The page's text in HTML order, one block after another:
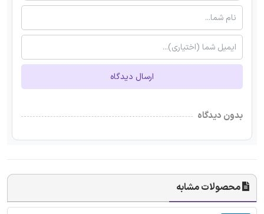
ارسال دیدگاه
بدون دیدگاه
محصولات مشابه